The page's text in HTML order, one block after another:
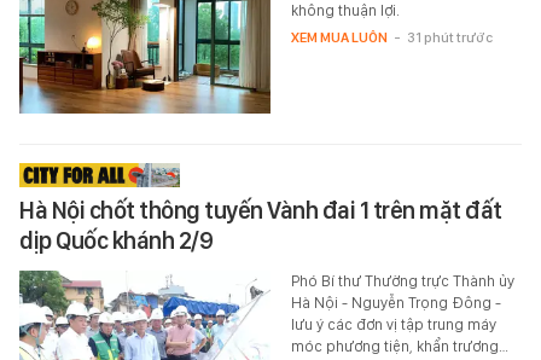
không thuận lợi.
XEM MUA LUÔN - 31 phút trước
Hà Nội chốt thông tuyến Vành đai 1 trên mặt đất
dịp Quốc khánh 2/9
Phó Bí thư Thường trực Thành ủy
Hà Nội - Nguyễn Trọng Đông -
lưu ý các đơn vị tập trung máy
móc phương tiện, khẩn trương…